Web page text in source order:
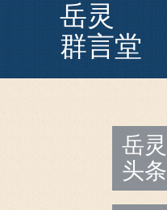
岳灵
群言堂
岳灵
头条